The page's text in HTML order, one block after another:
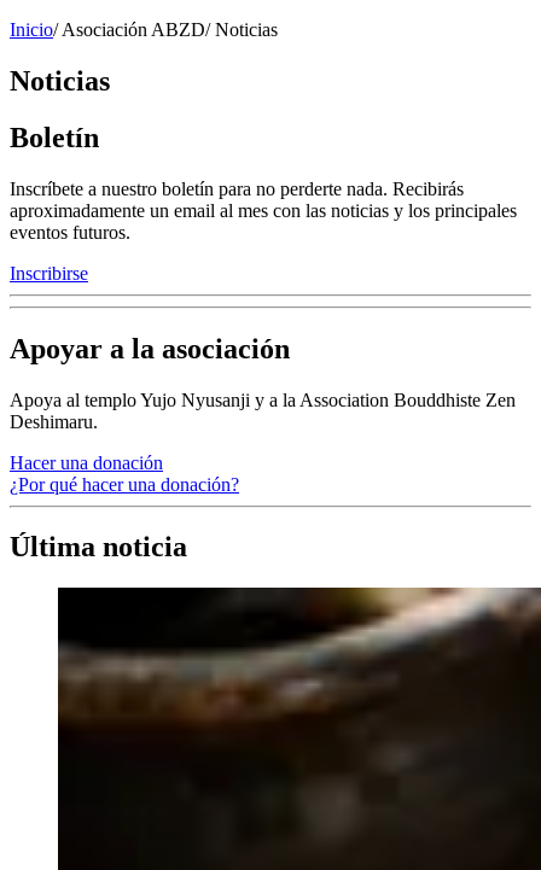
Inicio/ Asociación ABZD/ Noticias
Noticias
Boletín
Inscríbete a nuestro boletín para no perderte nada. Recibirás
aproximadamente un email al mes con las noticias y los principales
eventos futuros.
Inscribirse
Apoyar a la asociación
Apoya al templo Yujo Nyusanji y a la Association Bouddhiste Zen
Deshimaru.
Hacer una donación
¿Por qué hacer una donación?
Última noticia